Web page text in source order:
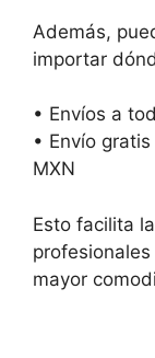
Además,
importar
• Envíos a
• Envío
MXN
Esto facilita
mayor